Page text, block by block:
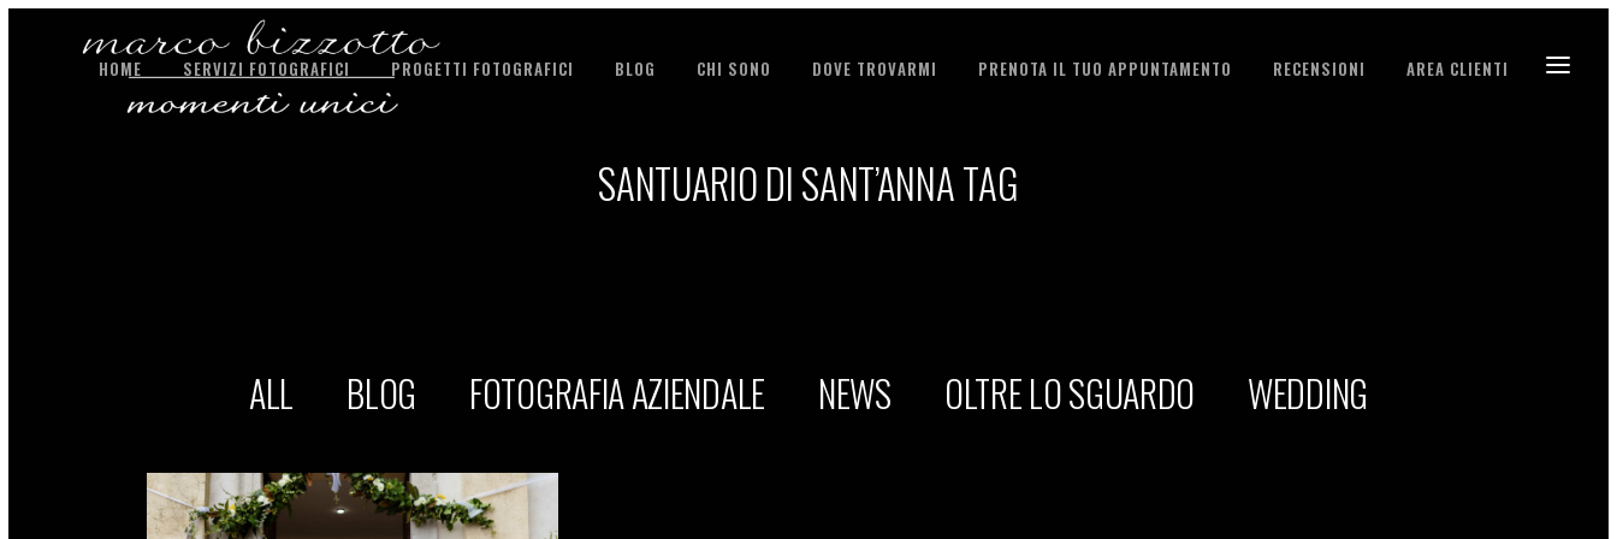
HOME SERVIZI FOTOGRAFICI PROGETTI FOTOGRAFICI BLOG CHI SONO DOVE TROVARMI PRENOTA IL TUO APPUNTAMENTO RECENSIONI AREA CLIENTI
SANTUARIO DI SANT’ANNA TAG
ALL BLOG FOTOGRAFIA AZIENDALE NEWS OLTRE LO SGUARDO WEDDING